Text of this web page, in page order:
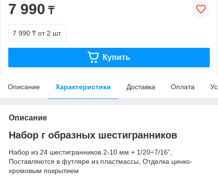
7 990 ₸
7 990 ₸ от 2 шт.
Купить
Описание Характеристики Доставка Оплата
Описание
Набор г образных шестигранников
Набор из 24 шестигранников 2-10 мм + 1/20÷7/16”,
Поставляются в футляре из пластмассы, Отделка цинко-
хромовым покрытием